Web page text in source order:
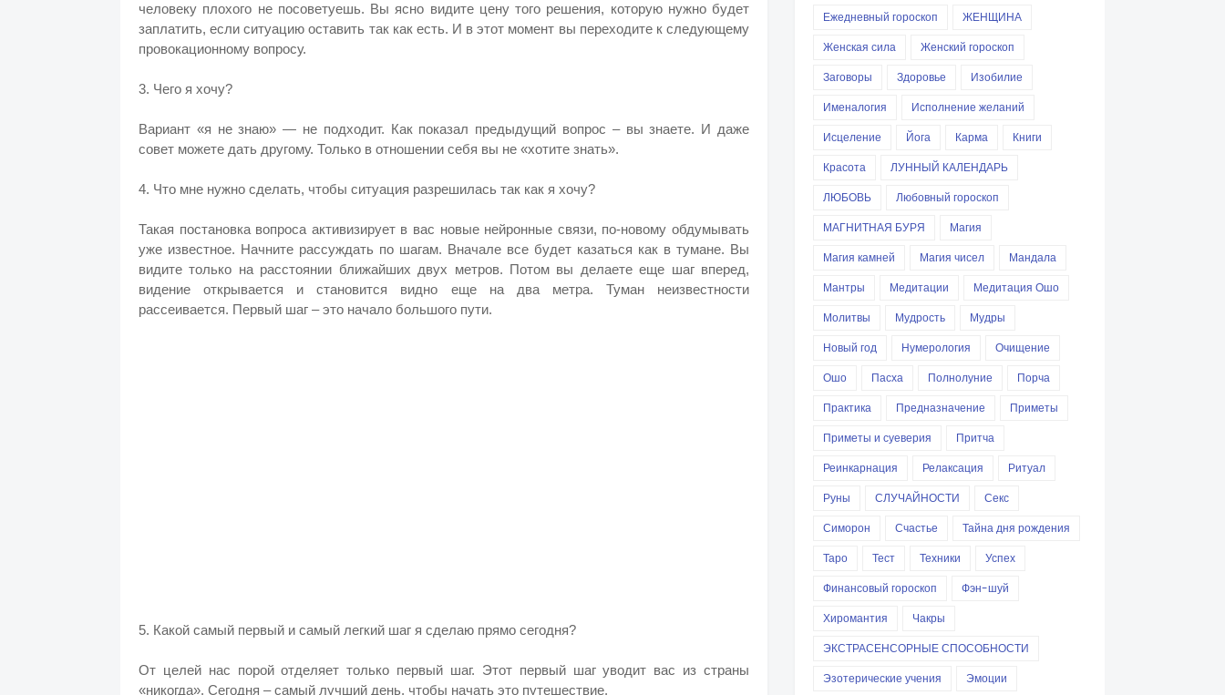
человеку плохого не посоветуешь. Вы ясно видите цену того решения, которую нужно будет
заплатить, если ситуацию оставить так как есть. И в этот момент вы переходите к следующему
провокационному вопросу.
3. Чего я хочу?
Вариант «я не знаю» — не подходит. Как показал предыдущий вопрос – вы знаете. И даже
совет можете дать другому. Только в отношении себя вы не «хотите знать».
4. Что мне нужно сделать, чтобы ситуация разрешилась так как я хочу?
Такая постановка вопроса активизирует в вас новые нейронные связи, по-новому обдумывать
уже известное. Начните рассуждать по шагам. Вначале все будет казаться как в тумане. Вы
видите только на расстоянии ближайших двух метров. Потом вы делаете еще шаг вперед,
видение открывается и становится видно еще на два метра. Туман неизвестности
рассеивается. Первый шаг – это начало большого пути.
5. Какой самый первый и самый легкий шаг я сделаю прямо сегодня?
От целей нас порой отделяет только первый шаг. Этот первый шаг уводит вас из страны
«никогда». Сегодня – самый лучший день, чтобы начать это путешествие.
Ежедневный гороскоп
ЖЕНЩИНА
Женская сила
Женский гороскоп
Заговоры
Здоровье
Изобилие
Именалогия
Исполнение желаний
Исцеление
Йога Карма
Книги
Красота
ЛУННЫЙ КАЛЕНДАРЬ
ЛЮБОВЬ
Любовный гороскоп
МАГНИТНАЯ БУРЯ
Магия
Магия камней
Магия чисел
Мандала
Мантры
Медитации
Медитация Ошо
Молитвы
Мудрость
Мудры
Новый год
Нумерология
Очищение
Ошо
Пасха Полнолуние
Порча
Практика
Предназначение
Приметы
Приметы и суеверия
Притча
Реинкарнация
Релаксация
Ритуал
Руны
СЛУЧАЙНОСТИ
Секс
Симорон
Счастье
Тайна дня рождения
Таро
Тест Техники
Успех
Финансовый гороскоп
Фэн-шуй
Хиромантия
Чакры
ЭКСТРАСЕНСОРНЫЕ СПОСОБНОСТИ
Эзотерические учения
Эмоции